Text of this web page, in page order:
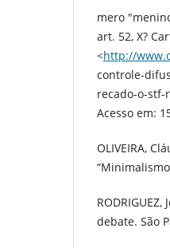
mero
art. 52, X?
<http://
controle-
recado-o-stf-
Acesso em:
OLIVEIRA,
debate. São